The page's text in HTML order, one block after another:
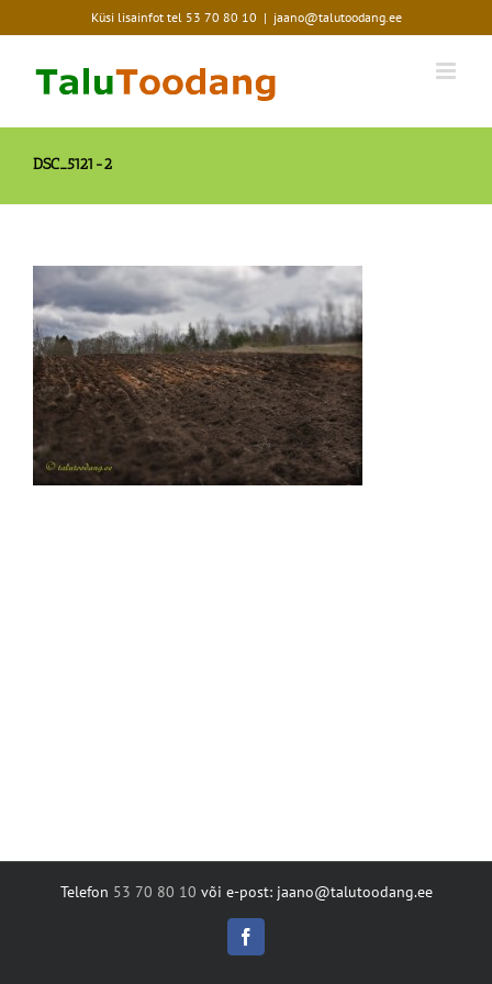
to
Küsi lisainfot tel 53 70 80 10 | jaano@talutoodang.ee
DSC_5121-2
Telefon 53 70 80 10 või e-post: jaano@talutoodang.ee
Facebook